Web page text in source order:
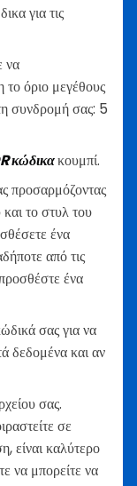
για τις
να
όριο μεγέθους
συνδρομή σας: 5
κώδικακουμπί.
προσαρμόζοντας
το στυλ του
ένα
από τις
ένα
σας για να
δεδομένα και αν
σας.
σε
είναι καλύτερο
να μπορείτε να